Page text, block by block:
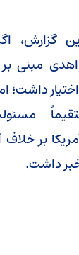
گزارش،
مبنی
داشت؛
بر خلاف
خبر داشت.